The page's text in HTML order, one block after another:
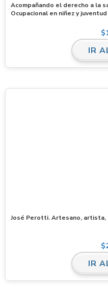
Acompañando el derecho a la
Ocupacional en niñez y juventud
$
IR
José Perotti. Artesano, artista,
$
IR